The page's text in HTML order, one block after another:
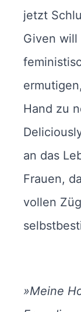
jetzt
Given
Hand zu
an das
Frauen,
vollen
»Meine